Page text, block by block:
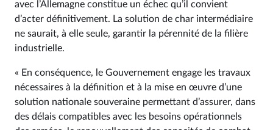
avec l’Allemagne constitue un échec qu’il convient
d’acter définitivement. La solution de char intermédiaire
ne saurait, à elle seule, garantir la pérennité de la filière
industrielle.
« En conséquence, le Gouvernement engage les travaux
nécessaires à la définition et à la mise en œuvre d’une
solution nationale souveraine permettant d’assurer, dans
des délais compatibles avec les besoins opérationnels